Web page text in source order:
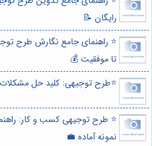
رایگان 📝
⭐️ راهنمای جامع نگارش طرح
تا موفقیت 💰
⭐️طرح توجیهی: کلید حل
⭐️ طرح توجیهی کسب و کار:
نمونه آماده 💼